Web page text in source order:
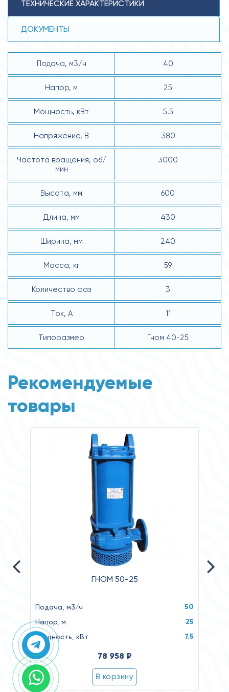
ТЕХНИЧЕСКИЕ ХАРАКТЕРИСТИКИ
ДОКУМЕНТЫ
Подача, м3/ч 40
Напор, м 25
Мощность, кВт 5.5
Напряжение, В 380
Частота вращения, об/
мин
3000
Высота, мм 600
Длина, мм 430
Ширина, мм 240
Масса, кг 59
Количество фаз 3
Ток, А 11
Типоразмер Гном 40-25
Рекомендуемые
товары
ГНОМ 50-25
Подача, м3/ч 50
Напор, м 25
Мощность, кВт 7.5
78 958 ₽
В корзину